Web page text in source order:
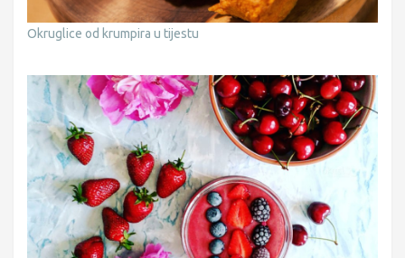
Okruglice od krumpira u tijestu